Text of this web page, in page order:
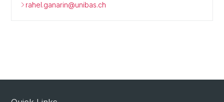
rahel.ganarin@unibas.ch